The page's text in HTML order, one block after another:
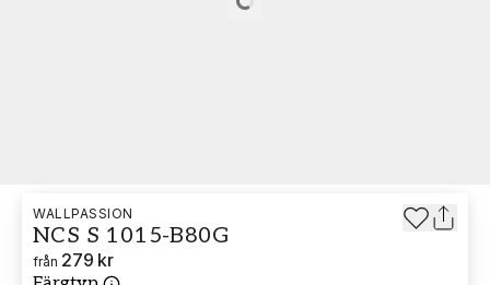
Loading…
WALLPASSION
NCS S 1015-B80G
från 279 kr